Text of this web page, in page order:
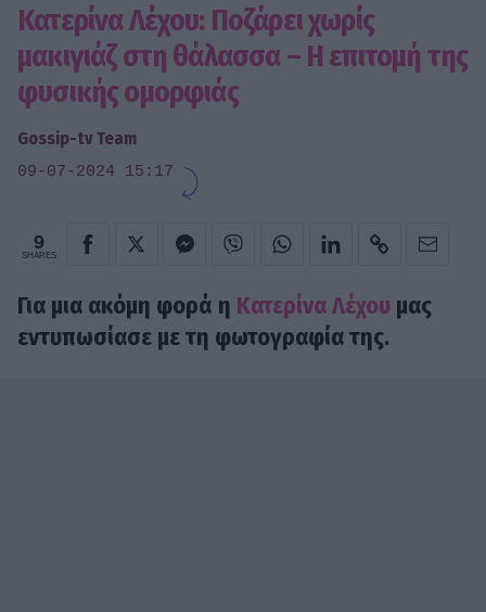
Κατερίνα Λέχου: Ποζάρει χωρίς
μακιγιάζ στη θάλασσα – Η επιτομή της
φυσικής ομορφιάς
Gossip-tv Team
09-07-2024 15:17
9
SHARES
Για μια ακόμη φορά η Κατερίνα Λέχου μας
εντυπωσίασε με τη φωτογραφία της.